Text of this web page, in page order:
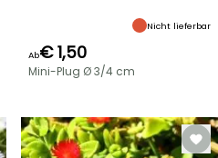
Nicht lieferbar
Ab€ 1,50
Mini-Plug Ø 3/4 cm